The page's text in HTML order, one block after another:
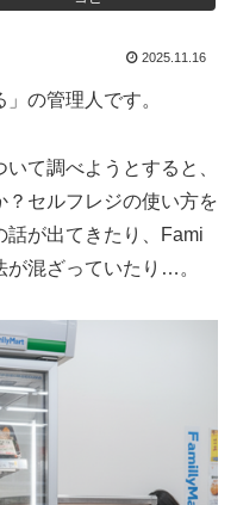
2025.11.16
の管理人です。
て調べようとすると、
セルフレジの使い方を
話が出てきたり、Fami
が混ざっていたり…。